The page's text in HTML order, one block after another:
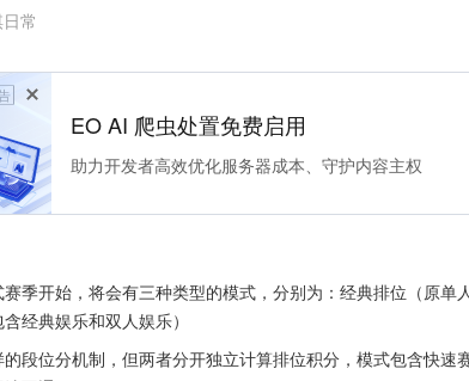
常
EO AI 爬虫处置免费启用
助力开发者高效优化服务器成本、守护内容主权
季开始，将会有三种类型的模式，分别为：经典排位（原单
经典娱乐和双人娱乐）
段位分机制，但两者分开独立计算排位积分，模式包含快速